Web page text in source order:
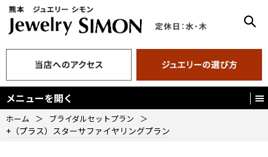
メニューを開く
ホーム ＞ ブライダルセットプラン ＞
+（プラス）スターサファイヤリングプラン